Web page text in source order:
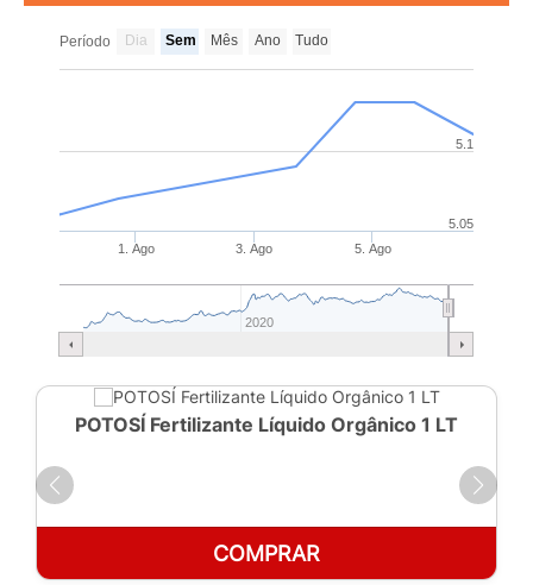
Período Dia Sem Mês Ano Tudo
1. Ago 3. Ago 5. Ago
2020
5.05
5.1
POTOSÍ Fertilizante Líquido Orgânico 1 LT
COMPRAR